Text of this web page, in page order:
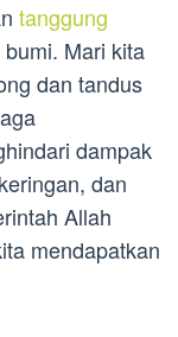
tanggung
Mari kita
dan tandus
dampak
dan
Allah
mendapatkan